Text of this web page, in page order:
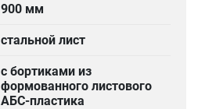
900 мм
стальной лист
с бортиками из
формованного листового
АБС-пластика